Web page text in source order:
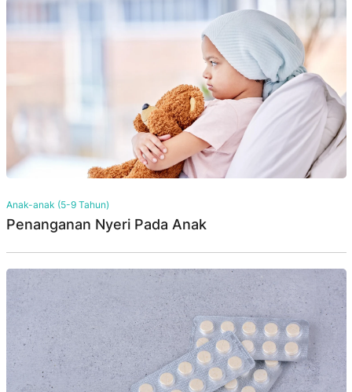
Anak-anak (5-9 Tahun)
Penanganan Nyeri Pada Anak